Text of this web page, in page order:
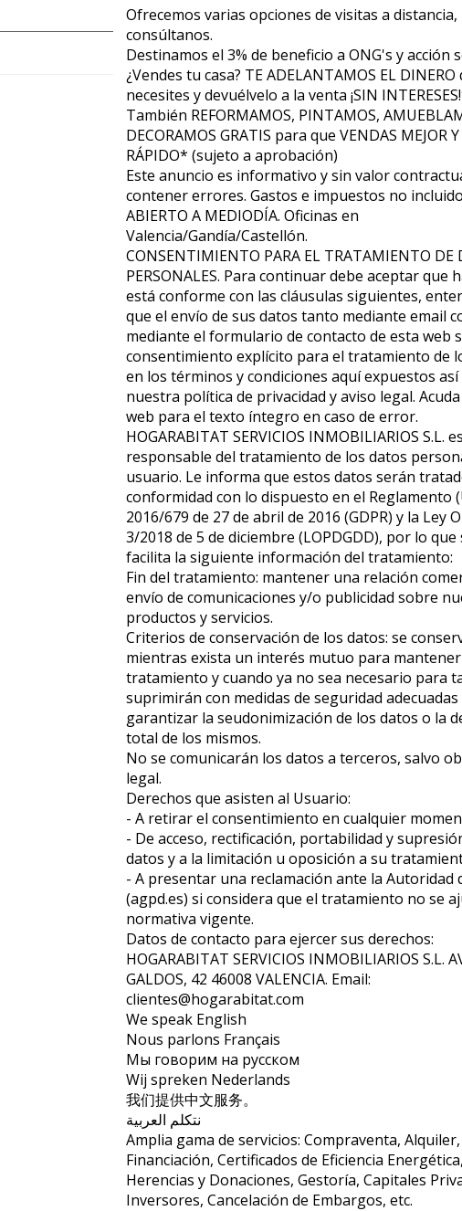
Ofrecemos varias opciones de visitas a distancia,
consúltanos.
Destinamos el 3% de beneficio a ONG's y acción
¿Vendes tu casa? TE ADELANTAMOS EL DINERO
necesites y devuélvelo a la venta ¡SIN
También REFORMAMOS, PINTAMOS,
DECORAMOS GRATIS para que VENDAS MEJOR
RÁPIDO* (sujeto a aprobación)
Este anuncio es informativo y sin valor
contener errores. Gastos e impuestos no
ABIERTO A MEDIODÍA. Oficinas en
Valencia/Gandía/Castellón.
CONSENTIMIENTO PARA EL TRATAMIENTO DE
PERSONALES. Para continuar debe aceptar que
está conforme con las cláusulas siguientes,
que el envío de sus datos tanto mediante email
mediante el formulario de contacto de esta web
consentimiento explícito para el tratamiento de
en los términos y condiciones aquí expuestos así
nuestra política de privacidad y aviso legal.
web para el texto íntegro en caso de error.
HOGARABITAT SERVICIOS INMOBILIARIOS S.L. es
responsable del tratamiento de los datos
usuario. Le informa que estos datos serán
conformidad con lo dispuesto en el Reglamento
2016/679 de 27 de abril de 2016 (GDPR) y la Ley
3/2018 de 5 de diciembre (LOPDGDD), por lo que
facilita la siguiente información del tratamiento:
Fin del tratamiento: mantener una relación
envío de comunicaciones y/o publicidad sobre
productos y servicios.
Criterios de conservación de los datos: se
mientras exista un interés mutuo para
tratamiento y cuando ya no sea necesario para
suprimirán con medidas de seguridad
garantizar la seudonimización de los datos o la
total de los mismos.
No se comunicarán los datos a terceros, salvo
legal.
Derechos que asisten al Usuario:
- A retirar el consentimiento en cualquier
- De acceso, rectificación, portabilidad y
datos y a la limitación u oposición a su
- A presentar una reclamación ante la Autoridad
(agpd.es) si considera que el tratamiento no se
normativa vigente.
Datos de contacto para ejercer sus derechos:
HOGARABITAT SERVICIOS INMOBILIARIOS S.L.
GALDOS, 42 46008 VALENCIA. Email:
clientes@hogarabitat.com
We speak English
Nous parlons Français
Мы говорим на русском
Wij spreken Nederlands
我们提供中文服务。
نتكلم العربية
Amplia gama de servicios: Compraventa, Alquiler,
Financiación, Certificados de Eficiencia Energética,
Herencias y Donaciones, Gestoría, Capitales
Inversores, Cancelación de Embargos, etc.